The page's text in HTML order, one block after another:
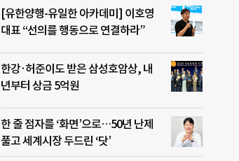
[유한양행-유일한 아카데미] 이호영
대표 “선의를 행동으로 연결하라”
한강·허준이도 받은 삼성호암상, 내
년부터 상금 5억원
한 줄 점자를 ‘화면’으로…50년 난제
풀고 세계시장 두드린 ‘닷’